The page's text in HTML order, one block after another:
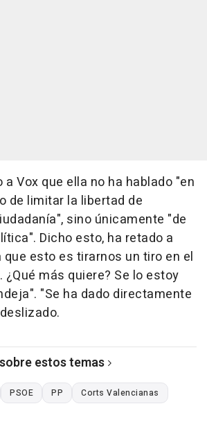
Vox que ella no ha hablado "en
de limitar la libertad de
sino únicamente "de
Dicho esto, ha retado a
que esto es tirarnos un tiro en el
¿Qué más quiere? Se lo estoy
"Se ha dado directamente
estos temas
PSOE PP
Corts Valencianas